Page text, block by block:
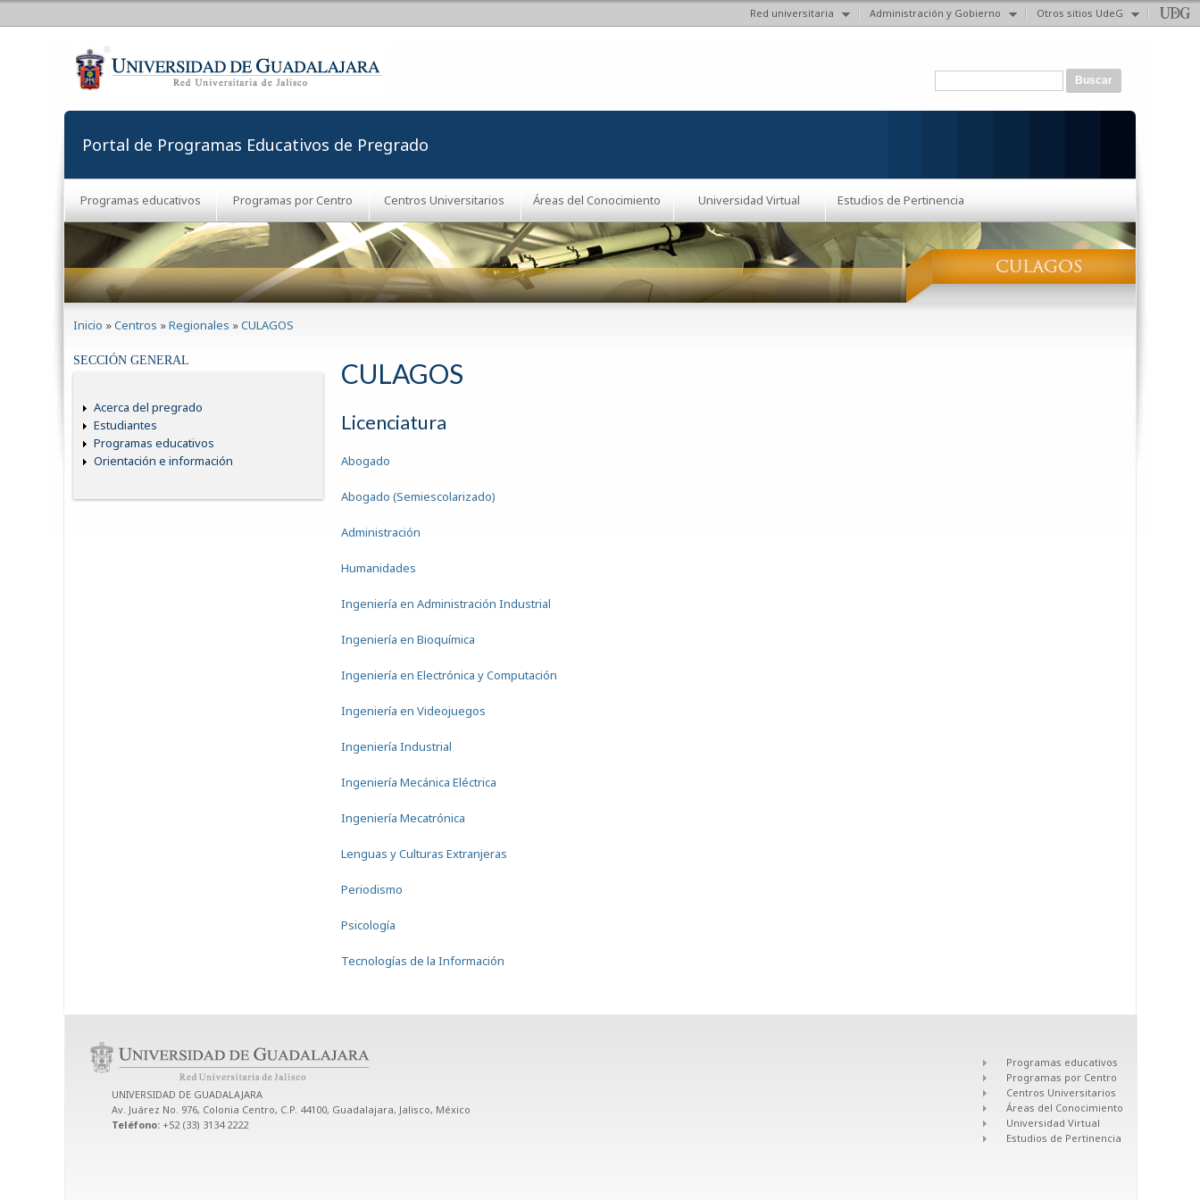
Red universitaria Administración y Gobierno Otros sitios UdeG
Formulario de búsqueda
Portal de Programas Educativos de Pregrado
Programas educativos Programas por Centro Centros Universitarios Áreas del Conocimiento Universidad Virtual Estudios de Pertinencia
Inicio »Centros »Regionales »CULAGOS
SECCIÓN GENERAL
Acerca del pregrado
Estudiantes
Programas educativos
Orientación e información
CULAGOS
Licenciatura
Abogado
Abogado (Semiescolarizado)
Administración
Humanidades
Ingeniería en Administración Industrial
Ingeniería en Bioquímica
Ingeniería en Electrónica y Computación
Ingeniería en Videojuegos
Ingeniería Industrial
Ingeniería Mecánica Eléctrica
Ingeniería Mecatrónica
Lenguas y Culturas Extranjeras
Periodismo
Psicología
Tecnologías de la Información
UNIVERSIDAD DE GUADALAJARA
Av. Juárez No. 976, Colonia Centro, C.P. 44100, Guadalajara, Jalisco, México
Teléfono: +52 (33) 3134 2222
Programas educativos
Programas por Centro
Centros Universitarios
Áreas del Conocimiento
Universidad Virtual
Estudios de Pertinencia